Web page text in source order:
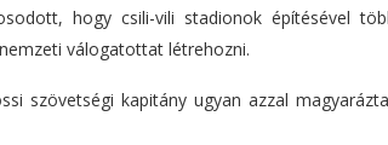
hogy csili-vili stadionok építésével
válogatottat létrehozni.
szövetségi kapitány ugyan azzal